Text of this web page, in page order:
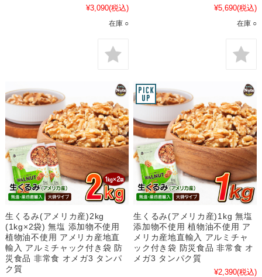
¥3,090(税込)
在庫 ○
¥5,690(税込)
在庫 ○
生くるみ(アメリカ産)2kg
(1kg×2袋) 無塩 添加物不使用
植物油不使用 アメリカ産地直
輸入 アルミチャック付き袋 防
災食品 非常食 オメガ3 タンパ
ク質
生くるみ(アメリカ産)1kg 無塩
添加物不使用 植物油不使用 ア
メリカ産地直輸入 アルミチャ
ック付き袋 防災食品 非常食 オ
メガ3 タンパク質
¥2,390(税込)